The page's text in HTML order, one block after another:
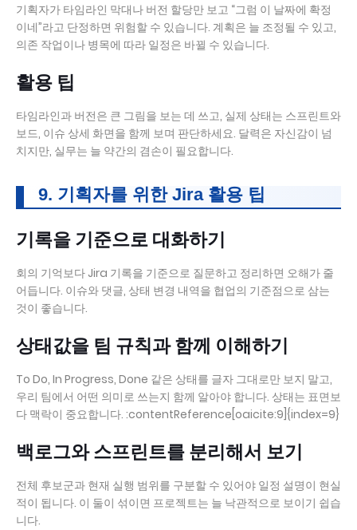
기획자가 타임라인 막대나 버전 할당만 보고 “그럼 이 날짜에 확정
이네”라고 단정하면 위험할 수 있습니다. 계획은 늘 조정될 수 있고,
의존 작업이나 병목에 따라 일정은 바뀔 수 있습니다.
활용 팁
타임라인과 버전은 큰 그림을 보는 데 쓰고, 실제 상태는 스프린트와
보드, 이슈 상세 화면을 함께 보며 판단하세요. 달력은 자신감이 넘
치지만, 실무는 늘 약간의 겸손이 필요합니다.
9. 기획자를 위한 Jira 활용 팁
기록을 기준으로 대화하기
회의 기억보다 Jira 기록을 기준으로 질문하고 정리하면 오해가 줄
어듭니다. 이슈와 댓글, 상태 변경 내역을 협업의 기준점으로 삼는
것이 좋습니다.
상태값을 팀 규칙과 함께 이해하기
To Do, In Progress, Done 같은 상태를 글자 그대로만 보지 말고,
우리 팀에서 어떤 의미로 쓰는지 함께 알아야 합니다. 상태는 표면보
다 맥락이 중요합니다. :contentReference[oaicite:9]{index=9}
백로그와 스프린트를 분리해서 보기
전체 후보군과 현재 실행 범위를 구분할 수 있어야 일정 설명이 현실
적이 됩니다. 이 둘이 섞이면 프로젝트는 늘 낙관적으로 보이기 쉽습
니다.